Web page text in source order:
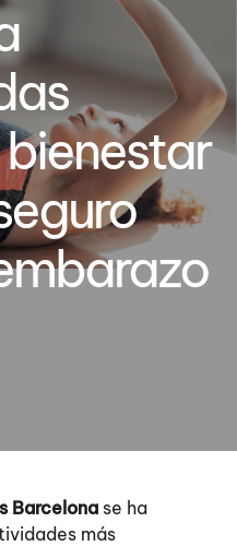
Barcelona se ha
más